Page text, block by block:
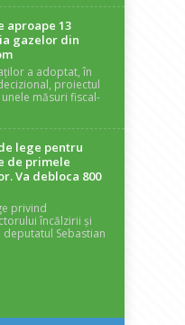
aproape 13
gazelor din
a adoptat, în
proiectul
măsuri fiscal-
lege pentru
de primele
Va debloca 800
privind
încălzirii și
Sebastian